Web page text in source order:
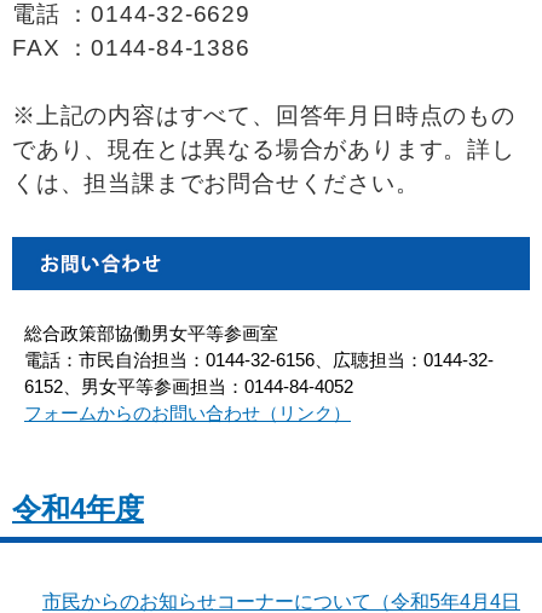
電話 ：0144-32-6629
FAX ：0144-84-1386
※上記の内容はすべて、回答年月日時点のもの
であり、現在とは異なる場合があります。詳し
くは、担当課までお問合せください。
総合政策部協働男女平等参画室
電話：市民自治担当：0144-32-6156、広聴担当：0144-32-
6152、男女平等参画担当：0144-84-4052
フォームからのお問い合わせ（リンク）
令和4年度
市民からのお知らせコーナーについて（令和5年4月4日